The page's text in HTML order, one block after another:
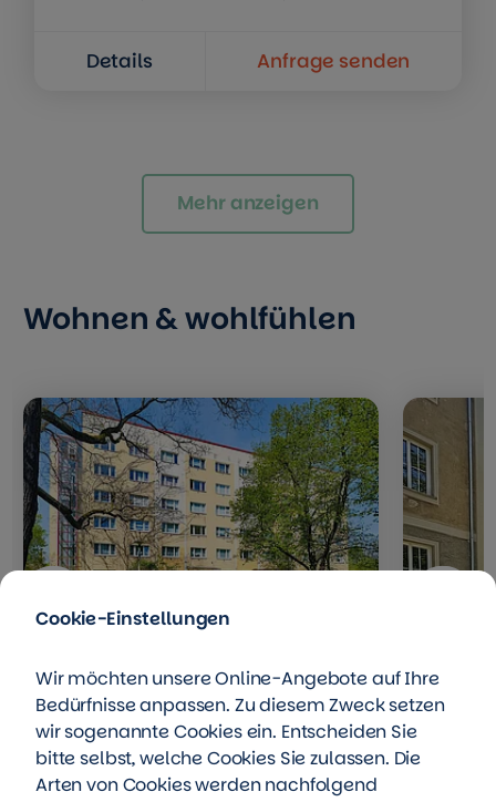
Details Anfrage senden
Mehr anzeigen
Wohnen & wohlfühlen
Betreutes Wohnen
Tornauer Straße 23a
Modern und barrierearm
wohnen mit umfassenden
Cookie-Einstellungen
Wir möchten unsere Online-Angebote auf Ihre
Bedürfnisse anpassen. Zu diesem Zweck setzen
wir sogenannte Cookies ein. Entscheiden Sie
bitte selbst, welche Cookies Sie zulassen. Die
Arten von Cookies werden nachfolgend